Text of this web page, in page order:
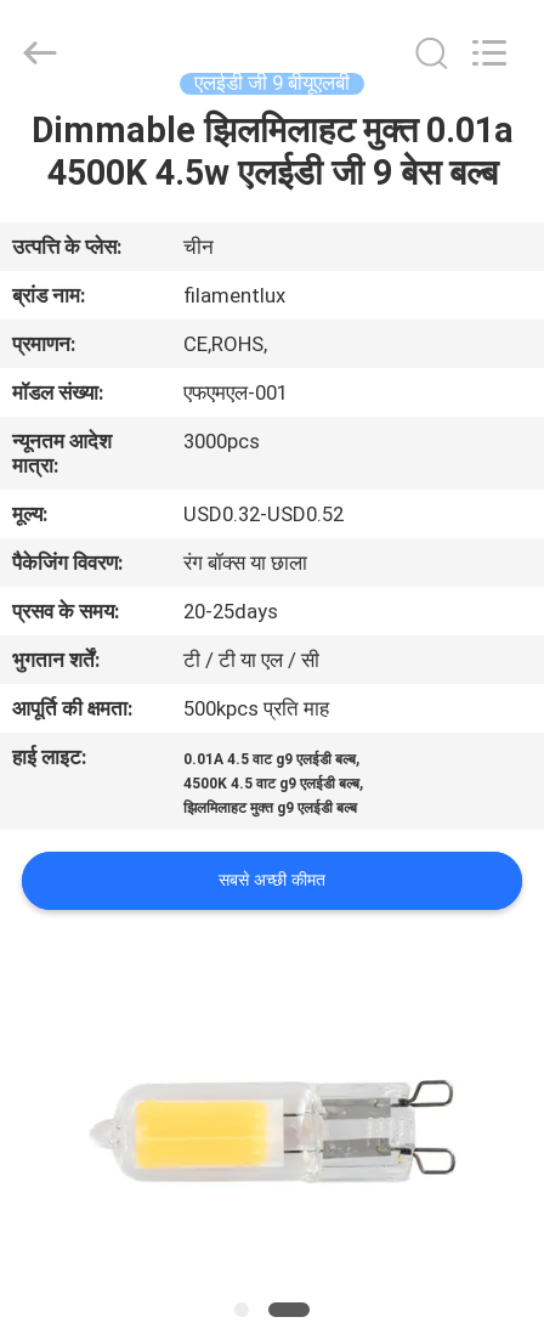
घर
हमारे
बारे
कारखाना
गुणवत्ता
नियंत्रण
संपर्क
करें
उद्धरण
की
PRIVACY
Technology
Reserved.
एलईडी जी 9 बीयूएलबी
Dimmable झिलमिलाहट मुक्त 0.01a
4500K 4.5w एलईडी जी 9 बेस बल्ब
उत्पत्ति के प्लेस:
चीन
ब्रांड नाम:
filamentlux
प्रमाणन:
CE,ROHS,
मॉडल संख्या:
एफएमएल-001
न्यूनतम आदेश
मात्रा:
3000pcs
मूल्य:
USD0.32-USD0.52
पैकेजिंग विवरण:
रंग बॉक्स या छाला
प्रसव के समय:
20-25days
भुगतान शर्तें:
टी / टी या एल / सी
आपूर्ति की क्षमता:
500kpcs प्रति माह
हाई लाइट:
0.01A 4.5 वाट g9 एलईडी बल्ब,
4500K 4.5 वाट g9 एलईडी बल्ब,
झिलमिलाहट मुक्त g9 एलईडी बल्ब
सबसे अच्छी कीमत